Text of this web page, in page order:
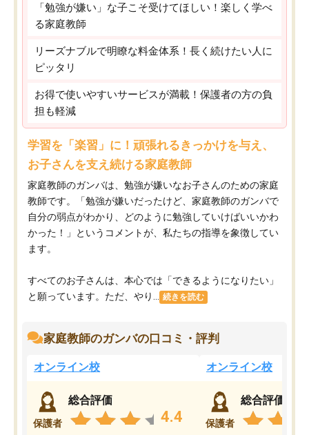
「勉強が嫌い」な子こそ受けてほしい！楽しく学べ
る家庭教師
リーズナブルで明瞭な料金体系！長く続けたい人に
ピッタリ
お得で使いやすいサービスが満載！保護者の方の負
担も軽減
学習を「楽習」に！頑張れるきっかけを与え、
お子さんを支え続ける家庭教師
家庭教師のガンバは、勉強が嫌いなお子さんのための家庭
教師です。「勉強が嫌いだったけど、家庭教師のガンバで
自分の弱点がわかり、どのように勉強していけばいいかわ
かった！」というコメントが、私たちの指導を象徴してい
ます。
すべてのお子さんは、本心では「できるようになりたい」
と願っています。ただ、やり...
続きを読む
家庭教師のガンバの口コミ・評判
オンライン校
保護者
総合評価
4.4
オンライン校
保護者
総合評価